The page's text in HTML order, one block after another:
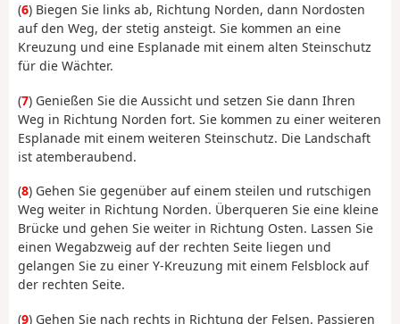
(6) Biegen Sie links ab, Richtung Norden, dann Nordosten
auf den Weg, der stetig ansteigt. Sie kommen an eine
Kreuzung und eine Esplanade mit einem alten Steinschutz
für die Wächter.
(7) Genießen Sie die Aussicht und setzen Sie dann Ihren
Weg in Richtung Norden fort. Sie kommen zu einer weiteren
Esplanade mit einem weiteren Steinschutz. Die Landschaft
ist atemberaubend.
(8) Gehen Sie gegenüber auf einem steilen und rutschigen
Weg weiter in Richtung Norden. Überqueren Sie eine kleine
Brücke und gehen Sie weiter in Richtung Osten. Lassen Sie
einen Wegabzweig auf der rechten Seite liegen und
gelangen Sie zu einer Y-Kreuzung mit einem Felsblock auf
der rechten Seite.
(9) Gehen Sie nach rechts in Richtung der Felsen. Passieren